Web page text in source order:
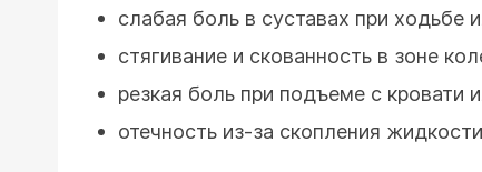
слабая боль в суставах при ходьбе
стягивание и скованность в зоне
резкая боль при подъеме с кровати
отечность из-за скопления жидкости